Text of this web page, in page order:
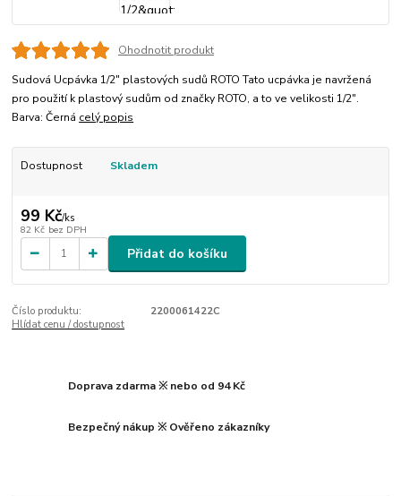
Ohodnotit produkt
Sudová Ucpávka 1/2" plastových sudů ROTO Tato ucpávka je navržená
pro použití k plastový sudům od značky ROTO, a to ve velikosti 1/2".
Barva: Černá celý popis
Dostupnost Skladem
99 Kč/ks
82 Kč bez DPH
Přidat do košíku
Číslo produktu:
2200061422C
Hlídat cenu / dostupnost
Doprava zdarma ※ nebo od 94 Kč
Bezpečný nákup ※ Ověřeno zákazníky